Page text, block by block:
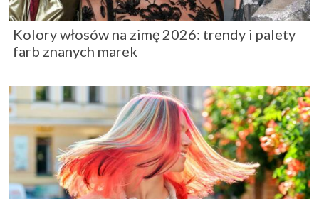
Kolory włosów na zimę 2026: trendy i palety
farb znanych marek